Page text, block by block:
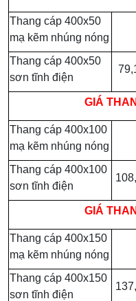
Thang cáp 400x50
mạ kẽm nhúng nóng
Thang cáp 400x50
sơn tĩnh điện
GIÁ
Thang cáp 400x100
mạ kẽm nhúng nóng
Thang cáp 400x100
sơn tĩnh điện
GIÁ
Thang cáp 400x150
mạ kẽm nhúng nóng
Thang cáp 400x150
sơn tĩnh điện